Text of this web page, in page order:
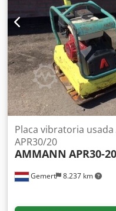
técnicos: • Fabricante:
de fabricación: 1999 •
1B30-6 • Potencia: 5 kW
manual • Fabricado en
Compactación de
Trabajos viales •
• Excavaciones y
completa. Motor HATZ:
Gemert 8.237 km
Placa vibratoria usada
APR30/20
AMMANN APR30-20